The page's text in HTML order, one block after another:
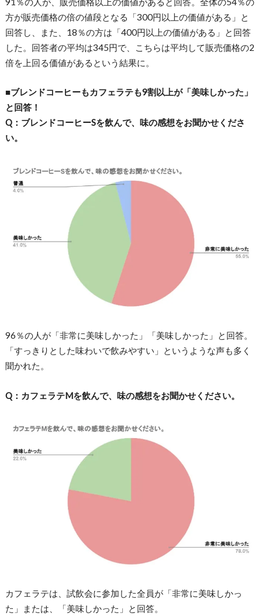
方が販売価格の倍の値段となる「300円以上の価値がある」と
回答し、また、18％の方は「400円以上の価値がある」と回答
した。回答者の平均は345円で、こちらは平均して販売価格の2
倍を上回る価値があるという結果に。
■ブレンドコーヒーもカフェラテも9割以上が「美味しかった」
と回答！
Q：ブレンドコーヒーSを飲んで、味の感想をお聞かせくださ
い。
96％の人が「非常に美味しかった」「美味しかった」と回答。
「すっきりとした味わいで飲みやすい」というような声も多く
聞かれた。
Q：カフェラテMを飲んで、味の感想をお聞かせください。
カフェラテは、試飲会に参加した全員が「非常に美味しかっ
た」または、「美味しかった」と回答。